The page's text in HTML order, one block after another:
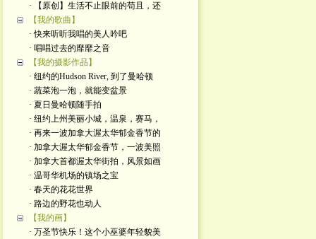
· 【原创】生活不止眼前的苟且，还
【我的歌曲】
· 快来听听我唱的美人吟吧
· 唱唱过去的靡靡之音
【我的摄影作品】
· 纽约的Hudson River, 到了曼哈顿
· 蔬菜泡一泡，就能变盆景
· 夏日曼哈顿随手拍
· 纽约上州美丽小城，温泉，赛马，
· 再来一波加拿大渥太华郁金香节的
· 加拿大渥太华郁金香节，一波美照
· 加拿大首都渥太华街拍，风景如画
· 温哥华机场的镇场之宝
· 春天的花花世界
· 路边的野花也动人
【我的画】
· 万圣节快乐！这个小巫婆年轻貌美